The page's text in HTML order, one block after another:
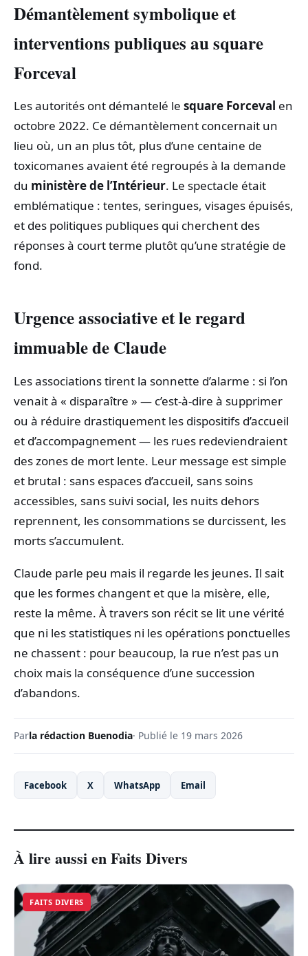
Démantèlement symbolique et
interventions publiques ausquare
Forceval
Les autorités ont démantelé le square Forceval en
octobre 2022. Ce démantèlement concernait un
lieu où, un an plus tôt, plus d’une centaine de
toxicomanes avaient été regroupés à la demande
du ministère de l’Intérieur. Le spectacle était
emblématique : tentes, seringues, visages épuisés,
et des politiques publiques qui cherchent des
réponses à court terme plutôt qu’une stratégie de
fond.
Urgence associative et le regard
immuable de Claude
Les associations tirent la sonnette d’alarme : si l’on
venait à « disparaître » — c’est-à-dire à supprimer
ou à réduire drastiquement les dispositifs d’accueil
et d’accompagnement — les rues redeviendraient
des zones de mort lente. Leur message est simple
et brutal : sans espaces d’accueil, sans soins
accessibles, sans suivi social, les nuits dehors
reprennent, les consommations se durcissent, les
morts s’accumulent.
Claude parle peu mais il regarde les jeunes. Il sait
que les formes changent et que la misère, elle,
reste la même. À travers son récit se lit une vérité
que ni les statistiques ni les opérations ponctuelles
ne chassent : pour beaucoup, la rue n’est pas un
choix mais la conséquence d’une succession
d’abandons.
Parla rédaction Buenodia· Publié le 19 mars 2026
Facebook X WhatsApp Email
À lire aussi en Faits Divers
FAITS DIVERS